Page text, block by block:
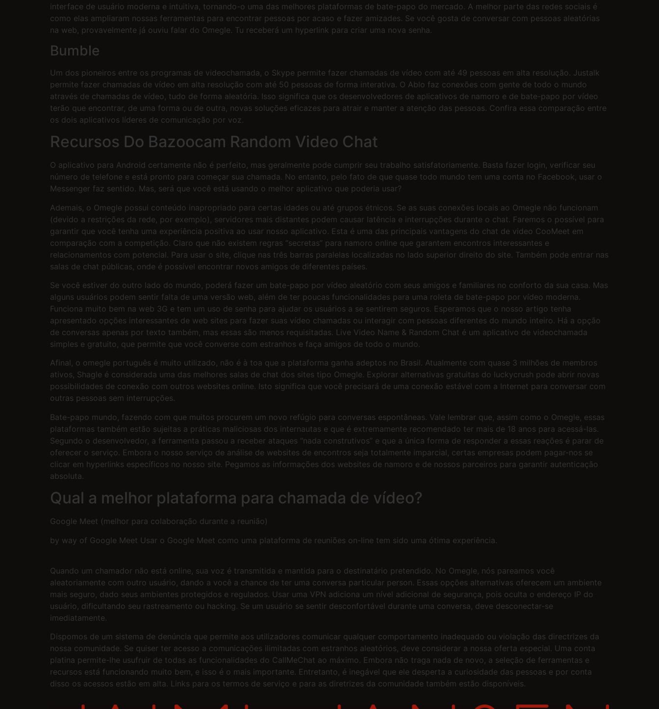
interface de usuário moderna e intuitiva, tornando-o uma das melhores plataformas de bate-papo do mercado. A melhor parte das redes sociais é
como elas ampliaram nossas ferramentas para encontrar pessoas por acaso e fazer amizades. Se você gosta de conversar com pessoas aleatórias
na web, provavelmente já ouviu falar do Omegle. Tu receberá um hyperlink para criar uma nova senha.
Bumble
Um dos pioneiros entre os programas de videochamada, o Skype permite fazer chamadas de vídeo com até 49 pessoas em alta resolução. Justalk
permite fazer chamadas de vídeo em alta resolução com até 50 pessoas de forma interativa. O Ablo faz conexões com gente de todo o mundo
através de chamadas de vídeo, tudo de forma aleatória. Isso significa que os desenvolvedores de aplicativos de namoro e de bate-papo por vídeo
terão que encontrar, de uma forma ou de outra, novas soluções eficazes para atrair e manter a atenção das pessoas. Confira essa comparação entre
os dois aplicativos líderes de comunicação por voz.
Recursos Do Bazoocam Random Video Chat
O aplicativo para Android certamente não é perfeito, mas geralmente pode cumprir seu trabalho satisfatoriamente. Basta fazer login, verificar seu
número de telefone e está pronto para começar sua chamada. No entanto, pelo fato de que quase todo mundo tem uma conta no Facebook, usar o
Messenger faz sentido. Mas, será que você está usando o melhor aplicativo que poderia usar?
Ademais, o Omegle possui conteúdo inapropriado para certas idades ou até grupos étnicos. Se as suas conexões locais ao Omegle não funcionam
(devido a restrições da rede, por exemplo), servidores mais distantes podem causar latência e interrupções durante o chat. Faremos o possível para
garantir que você tenha uma experiência positiva ao usar nosso aplicativo. Esta é uma das principais vantagens do chat de video CooMeet em
comparação com a competição. Claro que não existem regras “secretas” para namoro online que garantem encontros interessantes e
relacionamentos com potencial. Para usar o site, clique nas três barras paralelas localizadas no lado superior direito do site. Também pode entrar nas
salas de chat públicas, onde é possível encontrar novos amigos de diferentes países.
Se você estiver do outro lado do mundo, poderá fazer um bate-papo por vídeo aleatório com seus amigos e familiares no conforto da sua casa. Mas
alguns usuários podem sentir falta de uma versão web, além de ter poucas funcionalidades para uma roleta de bate-papo por vídeo moderna.
Funciona muito bem na web 3G e tem um uso de senha para ajudar os usuários a se sentirem seguros. Esperamos que o nosso artigo tenha
apresentado opções interessantes de web sites para fazer suas vídeo chamadas ou interagir com pessoas diferentes do mundo inteiro. Há a opção
de conversas apenas por texto também, mas essas são menos requisitadas. Live Video Name & Random Chat é um aplicativo de videochamada
simples e gratuito, que permite que você converse com estranhos e faça amigos de todo o mundo.
Afinal, o omegle português é muito utilizado, não é à toa que a plataforma ganha adeptos no Brasil. Atualmente com quase 3 milhões de membros
ativos, Shagle é considerada uma das melhores salas de chat dos sites tipo Omegle. Explorar alternativas gratuitas do luckycrush pode abrir novas
possibilidades de conexão com outros websites online. Isto significa que você precisará de uma conexão estável com a Internet para conversar com
outras pessoas sem interrupções.
Bate-papo mundo, fazendo com que muitos procurem um novo refúgio para conversas espontâneas. Vale lembrar que, assim como o Omegle, essas
plataformas também estão sujeitas a práticas maliciosas dos internautas e que é extremamente recomendado ter mais de 18 anos para acessá-las.
Segundo o desenvolvedor, a ferramenta passou a receber ataques “nada construtivos” e que a única forma de responder a essas reações é parar de
oferecer o serviço. Embora o nosso serviço de análise de websites de encontros seja totalmente imparcial, certas empresas podem pagar-nos se
clicar em hyperlinks específicos no nosso site. Pegamos as informações dos websites de namoro e de nossos parceiros para garantir autenticação
absoluta.
Qual a melhor plataforma para chamada de vídeo?
Google Meet (melhor para colaboração durante a reunião)
by way of Google Meet Usar o Google Meet como uma plataforma de reuniões on-line tem sido uma ótima experiência.
Quando um chamador não está online, sua voz é transmitida e mantida para o destinatário pretendido. No Omegle, nós pareamos você
aleatoriamente com outro usuário, dando a você a chance de ter uma conversa particular person. Essas opções alternativas oferecem um ambiente
mais seguro, dado seus ambientes protegidos e regulados. Usar uma VPN adiciona um nível adicional de segurança, pois oculta o endereço IP do
usuário, dificultando seu rastreamento ou hacking. Se um usuário se sentir desconfortável durante uma conversa, deve desconectar-se
imediatamente.
Dispomos de um sistema de denúncia que permite aos utilizadores comunicar qualquer comportamento inadequado ou violação das directrizes da
nossa comunidade. Se quiser ter acesso a comunicações ilimitadas com estranhos aleatórios, deve considerar a nossa oferta especial. Uma conta
platina permite-lhe usufruir de todas as funcionalidades do CallMeChat ao máximo. Embora não traga nada de novo, a seleção de ferramentas e
recursos está funcionando muito bem, e isso é o mais importante. Entretanto, é inegável que ele desperta a curiosidade das pessoas e por conta
disso os acessos estão em alta. Links para os termos de serviço e para as diretrizes da comunidade também estão disponíveis.